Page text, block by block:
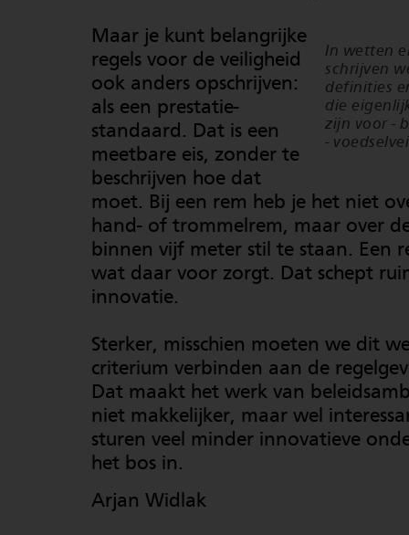
In wetten
schrijven
definities
die
zijn voor -
-
Maar je kunt belangrijke
regels voor de veiligheid
ook anders opschrijven:
als een prestatie-
standaard. Dat is een
meetbare eis, zonder te
beschrijven hoe dat
moet. Bij een rem heb je het niet
hand- of trommelrem, maar over
binnen vijf meter stil te staan. Een
wat daar voor zorgt. Dat schept
innovatie.
Sterker, misschien moeten we dit
criterium verbinden aan de
Dat maakt het werk van
niet makkelijker, maar wel
sturen veel minder innovatieve
het bos in.
Arjan Widlak